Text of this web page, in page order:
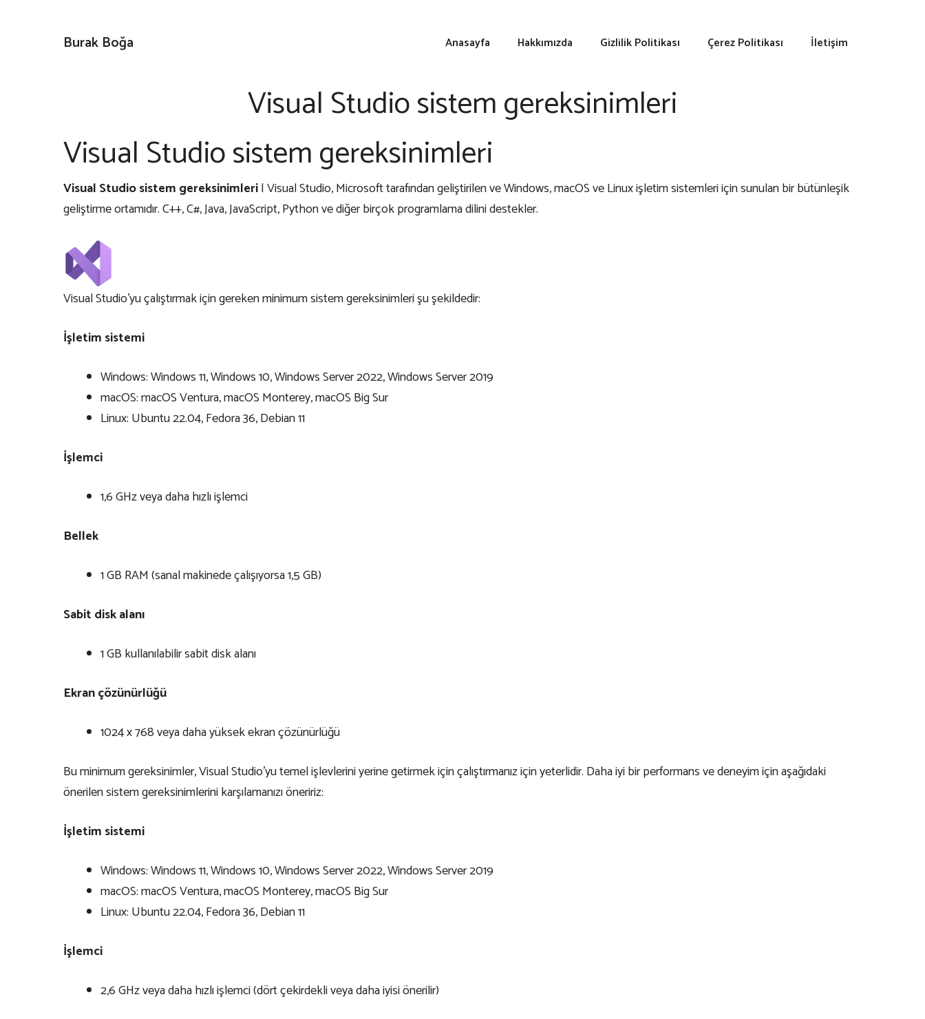
Burak Boğa Anasayfa Hakkımızda Gizlilik Politikası Çerez Politikası İletişim
Visual Studio sistem gereksinimleri
Visual Studio sistem gereksinimleri
Visual Studio sistem gereksinimleri| Visual Studio, Microsoft tarafından geliştirilen ve Windows, macOS ve Linux işletim sistemleri için sunulan bir bütünleşik
geliştirme ortamıdır.C++, C#, Java, JavaScript,Pythonve diğer birçok programlama dilini destekler.
Visual Studio’yu çalıştırmak için gereken minimum sistem gereksinimleri şu şekildedir:
İşletim sistemi
Windows: Windows 11, Windows 10, Windows Server 2022, Windows Server 2019
macOS: macOS Ventura, macOS Monterey, macOS Big Sur
Linux: Ubuntu 22.04, Fedora 36, Debian 11
İşlemci
1,6 GHz veya daha hızlı işlemci
Bellek
1 GB RAM (sanal makinede çalışıyorsa 1,5 GB)
Sabit disk alanı
1 GB kullanılabilir sabit disk alanı
Ekran çözünürlüğü
1024 x 768 veya daha yüksek ekran çözünürlüğü
Bu minimum gereksinimler, Visual Studio’yu temel işlevlerini yerine getirmek için çalıştırmanız için yeterlidir. Daha iyi bir performans ve deneyim için aşağıdaki
önerilen sistem gereksinimlerini karşılamanızı öneririz:
İşletim sistemi
Windows: Windows 11, Windows 10, Windows Server 2022, Windows Server 2019
macOS: macOS Ventura, macOS Monterey, macOS Big Sur
Linux: Ubuntu 22.04, Fedora 36, Debian 11
İşlemci
2,6 GHz veya daha hızlı işlemci (dört çekirdekli veya daha iyisi önerilir)